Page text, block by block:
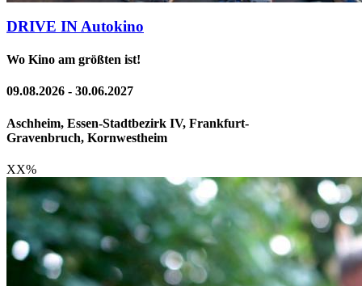
DRIVE IN Autokino
Wo Kino am größten ist!
09.08.2026 - 30.06.2027
Aschheim, Essen-Stadtbezirk IV, Frankfurt-
Gravenbruch, Kornwestheim
XX%